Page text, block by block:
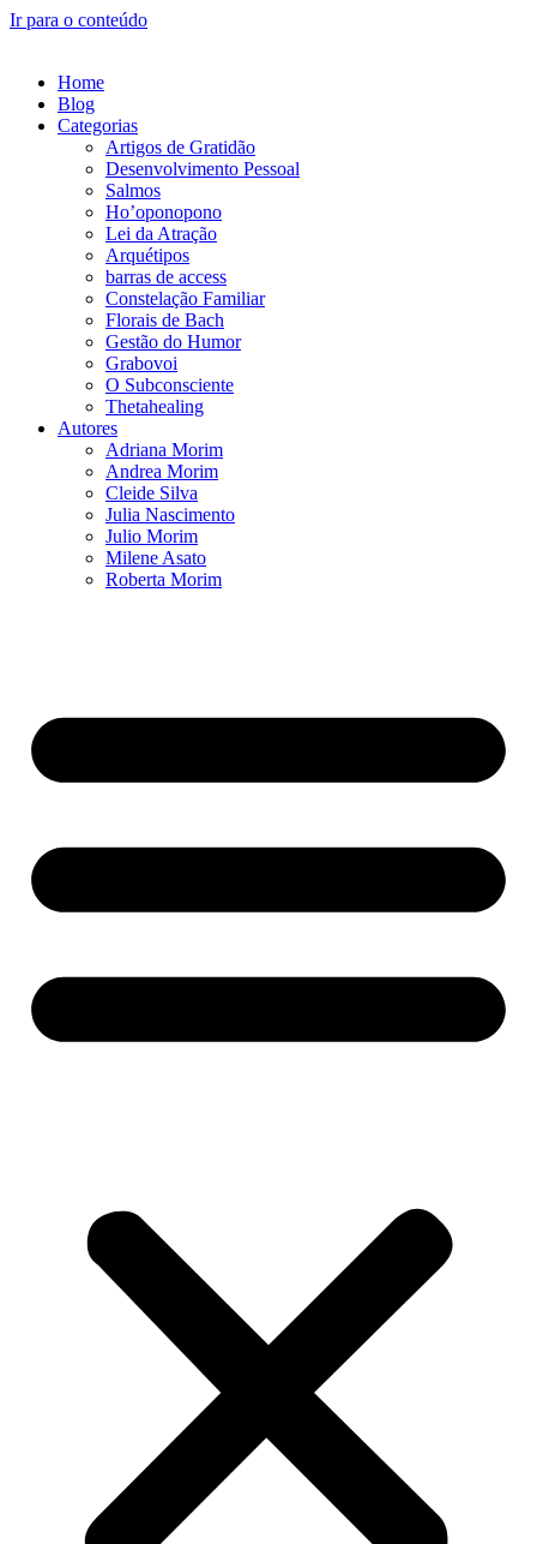
Ir para o conteúdo
Home
Blog
Categorias
Artigos de Gratidão
Desenvolvimento Pessoal
Salmos
Ho’oponopono
Lei da Atração
Arquétipos
barras de access
Constelação Familiar
Florais de Bach
Gestão do Humor
Grabovoi
O Subconsciente
Thetahealing
Autores
Adriana Morim
Andrea Morim
Cleide Silva
Julia Nascimento
Julio Morim
Milene Asato
Roberta Morim